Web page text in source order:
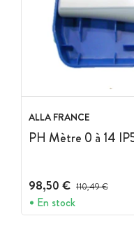
ALLA FRANCE
PH Mètre 0 à 14
98,50 € Prix avant
110,49 €
En stock